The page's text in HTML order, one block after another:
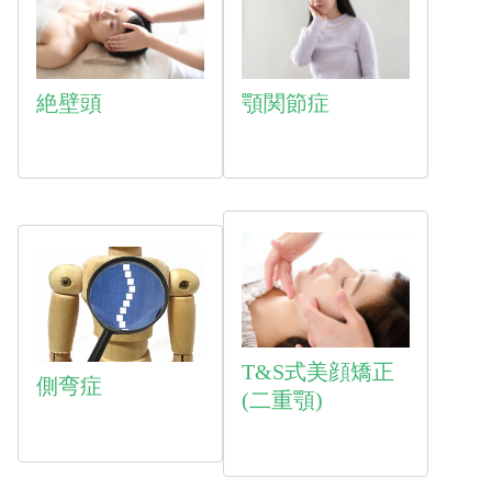
絶壁頭 顎関節症
側弯症
T&S式美顔矯正
(二重顎)